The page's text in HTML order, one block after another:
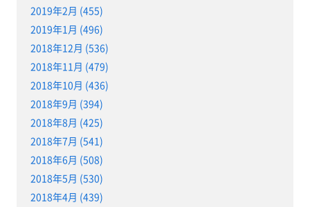
2019年2月 (455)
2019年1月 (496)
2018年12月 (536)
2018年11月 (479)
2018年10月 (436)
2018年9月 (394)
2018年8月 (425)
2018年7月 (541)
2018年6月 (508)
2018年5月 (530)
2018年4月 (439)